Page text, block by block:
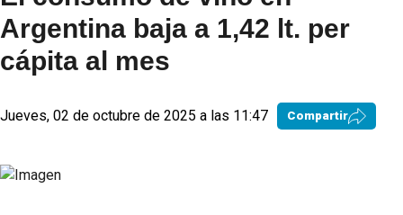
Argentina baja a 1,42 lt. per
cápita al mes
Jueves, 02 de octubre de 2025 a las 11:47 Compartir